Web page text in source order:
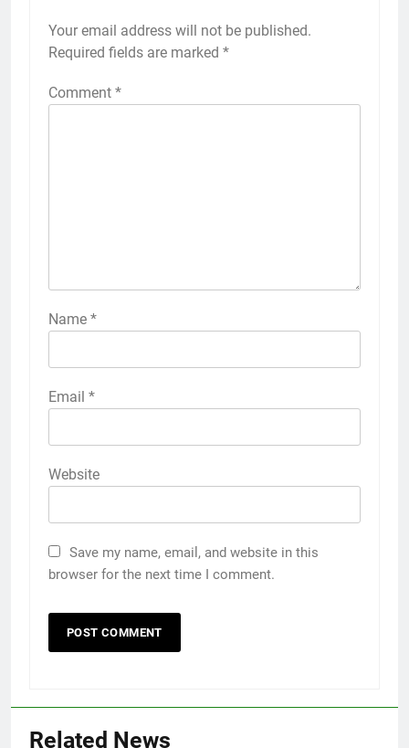
Your email address will not be published.
Required fields are marked *
Comment *
Name *
Email *
Website
Save my name, email, and website in this
browser for the next time I comment.
Related News